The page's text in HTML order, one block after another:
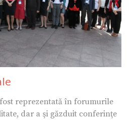
reprezentată în forumurile
dar a şi găzduit conferinţe